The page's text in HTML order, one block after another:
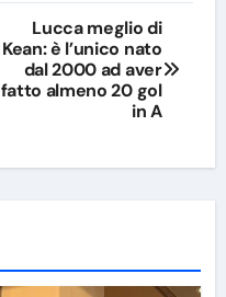
Lucca meglio di
Kean: è l’unico nato
dal 2000 ad aver
fatto almeno 20 gol
in A